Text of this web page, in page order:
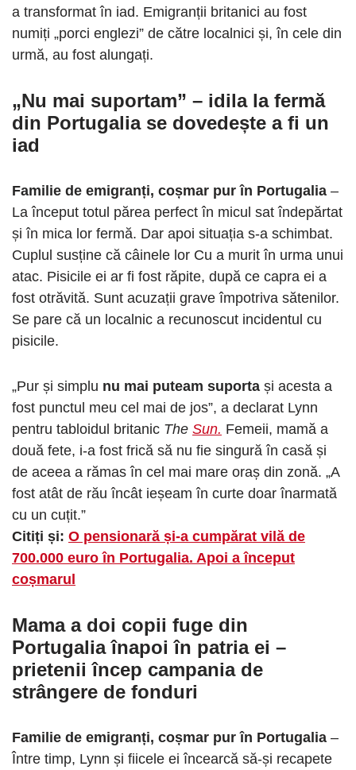
a transformat în iad. Emigranții britanici au fost
numiți „porci englezi” de către localnici și, în cele din
urmă, au fost alungați.
„Nu mai suportam” – idila la fermă
din Portugalia se dovedește a fi un
iad
Familie de emigranți, coșmar pur în Portugalia –
La început totul părea perfect în micul sat îndepărtat
și în mica lor fermă. Dar apoi situația s-a schimbat.
Cuplul susține că câinele lor Cu a murit în urma unui
atac. Pisicile ei ar fi fost răpite, după ce capra ei a
fost otrăvită. Sunt acuzații grave împotriva sătenilor.
Se pare că un localnic a recunoscut incidentul cu
pisicile.
„Pur și simplu nu mai puteam suporta și acesta a
fost punctul meu cel mai de jos”, a declarat Lynn
pentru tabloidul britanic The Sun. Femeii, mamă a
două fete, i-a fost frică să nu fie singură în casă și
de aceea a rămas în cel mai mare oraș din zonă. „A
fost atât de rău încât ieșeam în curte doar înarmată
cu un cuțit.”
Citiți și: O pensionară și-a cumpărat vilă de
700.000 euro în Portugalia. Apoi a început
coșmarul
Mama a doi copii fuge din
Portugalia înapoi în patria ei –
prietenii încep campania de
strângere de fonduri
Familie de emigranți, coșmar pur în Portugalia –
Între timp, Lynn și fiicele ei încearcă să-și recapete